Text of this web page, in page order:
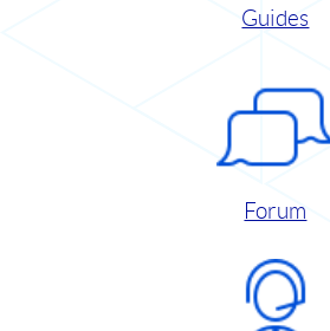
Guides
Forum